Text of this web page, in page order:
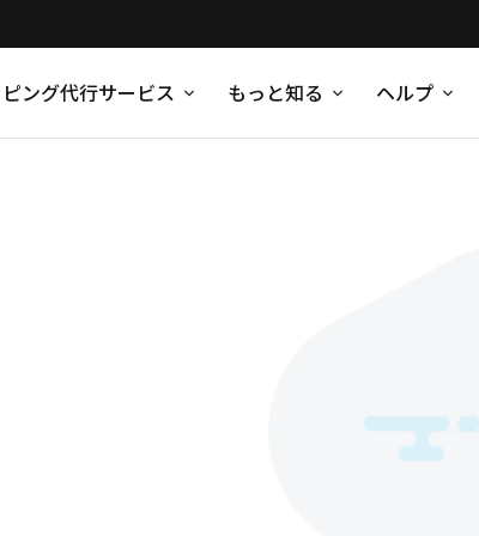
ング代行サービス もっと知る ヘルプ